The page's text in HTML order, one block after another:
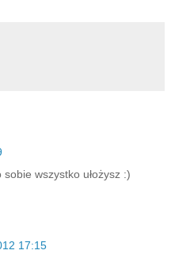
wszystko ułożysz :)
17:15